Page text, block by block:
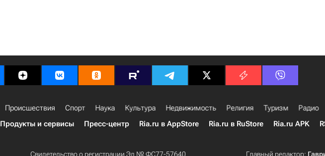
Происшествия Спорт Наука Культура Недвижимость Религия Туризм Радио
Продукты и сервисы Пресс-центр Ria.ru в AppStore Ria.ru в RuStore Ria.ru APK
Свидетельство о регистрации Эл № ФС77-57640 Главный редактор: